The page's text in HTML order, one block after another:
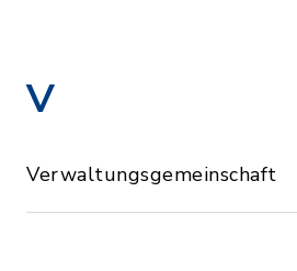
V
Verwaltungsgemeinschaft